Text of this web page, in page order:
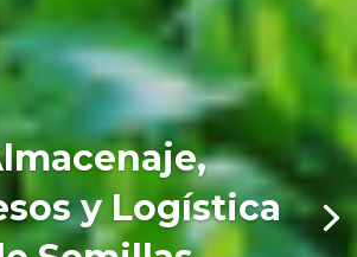
y Logística